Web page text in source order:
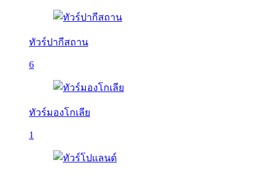
ทัวร์ปากีสถาน
6
ทัวร์มองโกเลีย
1